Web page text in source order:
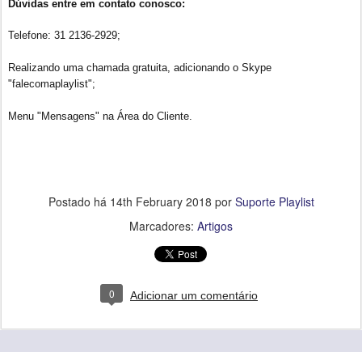
Dúvidas entre em contato conosco:
Telefone: 31 2136-2929;
Realizando uma chamada gratuita, adicionando o Skype
"falecomaplaylist";
Menu "Mensagens" na Área do Cliente.
Postado há 14th February 2018 por Suporte Playlist
Marcadores: Artigos
0 Adicionar um comentário